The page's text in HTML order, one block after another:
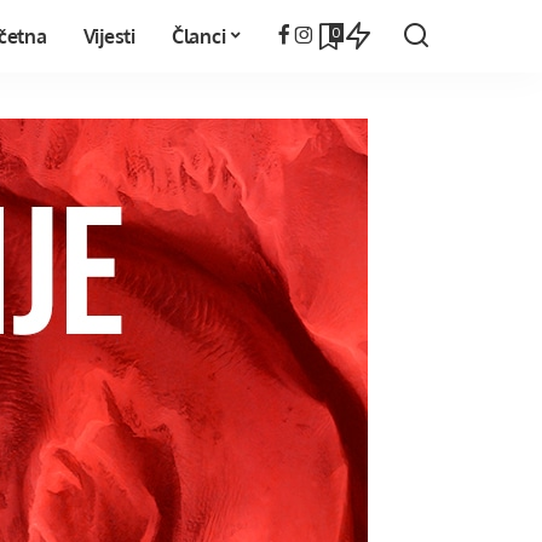
Vijesti Članci 0